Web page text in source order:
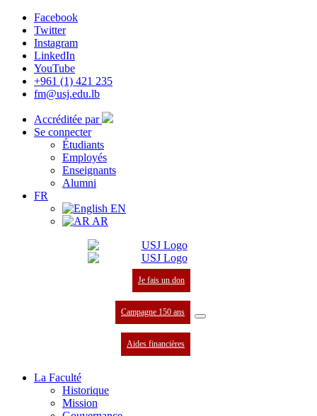
Facebook
Twitter
Instagram
LinkedIn
YouTube
+961 (1) 421 235
fm@usj.edu.lb
Accréditée par
Se connecter
Étudiants
Employés
Enseignants
Alumni
FR
EN
AR
Je fais un don
Campagne 150 ans
Aides financières
La Faculté
Historique
Mission